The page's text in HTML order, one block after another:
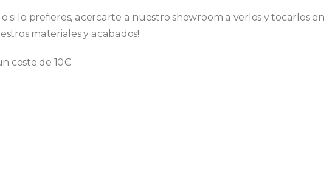
si lo prefieres, acercarte a nuestro showroom a verlos y tocarlos en
materiales y acabados!
coste de 10€.